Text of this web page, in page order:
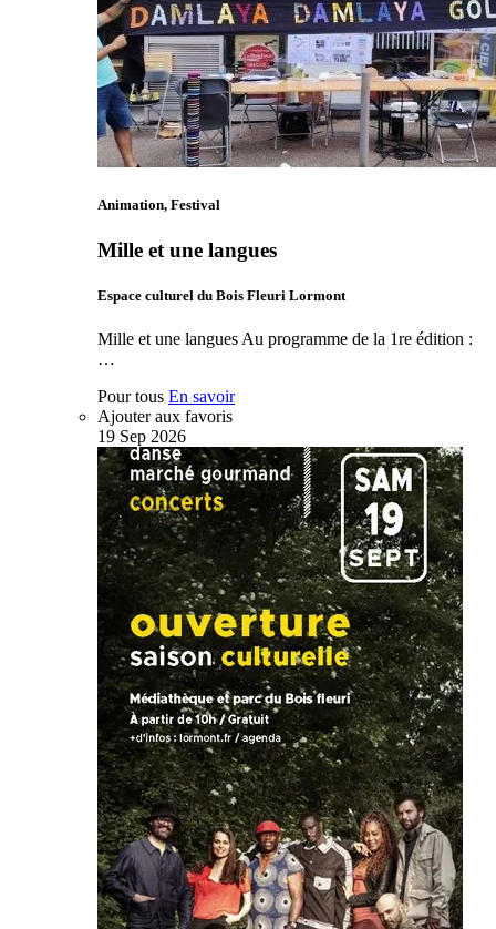
Animation, Festival
Mille et une langues
Espace culturel du Bois Fleuri Lormont
Mille et une langues Au programme de la 1re édition :
…
Pour tous En savoir
Ajouter aux favoris
19 Sep 2026